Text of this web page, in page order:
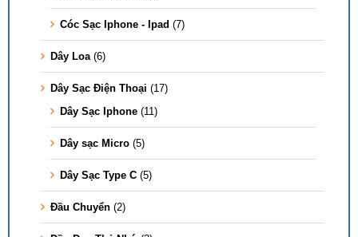
Cóc Sạc Iphone - Ipad (7)
Dây Loa (6)
Dây Sạc Điện Thoại (17)
Dây Sạc Iphone (11)
Dây sạc Micro (5)
Dây Sạc Type C (5)
Đầu Chuyển (2)